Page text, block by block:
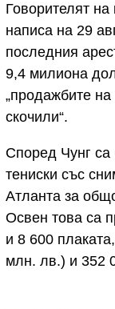
Говорителят
написа на 29
последния
9,4 милиона
„продажбите на
скочили“.
Според Чунг
тениски със
Атланта за
Освен това са
и 8 600
млн. лв.) и 352